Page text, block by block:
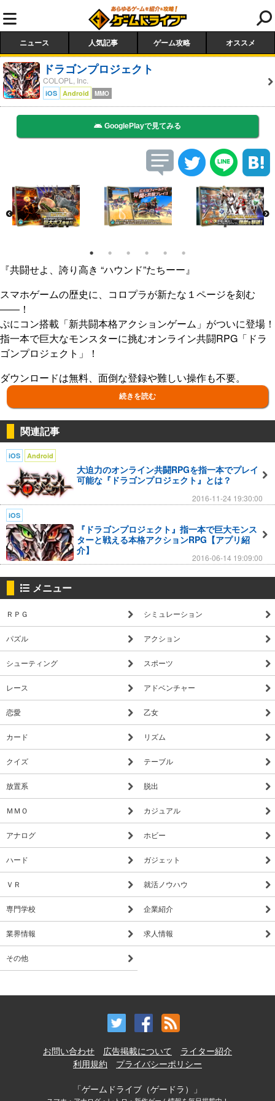
ニュース 人気記事 ゲーム攻略 オススメ
ドラゴンプロジェクト
COLOPL, Inc.
iOS Android MMO
GooglePlayで見てみる
『共闘せよ、誇り高き “ハウンド”たちーー』
スマホゲームの歴史に、コロプラが新たな１ページを刻む
――！
ぷにコン搭載「新共闘本格アクションゲーム」がついに登場！
指一本で巨大なモンスターに挑むオンライン共闘RPG「ドラ
ゴンプロジェクト」！
ダウンロードは無料、面倒な登録や難しい操作も不要。
全国の仲間たちと大冒険に出発しよう！
★☆★指一本で本格アクション！＆オンライン共闘バトル！
★☆★
ぷにコン搭載により、指一本の簡単操作での本格アクションを
実現！
簡単な操作で全国の友だちとリアルタイム協力バトルが可能！
友だちと力を合わせ、強大なモンスターを討伐せよ！
★☆★多種多様な装備を使いこなせ！★☆★
モンスターから入手した素材を使用して装備を作製、様々な装
備の中から、キミだけのお気に入りを見つけよう！
★☆★深遠なる魔法“マギ”の力を操れ！★☆★
大いなる力を秘めた“マギ”を装備にセットすれば、強力なスキ
ルを発動可能に！
練り上げたスキルセットで巨大なモンスターに立ち向かおう！
★☆★ドラゴンの伝説を追い、世界が秘めた壮大な謎に挑め！
★☆★
多様な種族の民が暮らす、ハイラント王国。
あなたはその王都であるアルテアで“ハウンド”として活動する
ことになった。
ハウンドの任務とは、モンスターの討伐。
王都の外に生息する凶暴なモンスターは、人々にとって脅威で
あると同時になくてはならない資源でもある。
日々人々からの依頼を受けて、様々なモンスターと戦っていく
うちに、あなたは世界のモンスターを誕生させた伝説の竜の存
在を知る。
それは、かつて世界に〈赤き罰〉――クリムゾン・グロリアと
呼ばれる巨大隕石を降らせ、動物を魔の力によりモンスターへ
と変えた聖竜〈ティアマト〉の影だった――。
続きを読む
関連記事
iOS Android
大迫力のオンライン共闘RPGを指一本でプレイ
可能な『ドラゴンプロジェクト』とは？
2016-11-24 19:30:00
iOS
『ドラゴンプロジェクト』指一本で巨大モンス
ターと戦える本格アクションRPG【アプリ紹
介】
2016-06-14 19:09:00
メニュー
ＲＰＧ シミュレーション
パズル アクション
シューティング スポーツ
レース アドベンチャー
恋愛 乙女
カード リズム
クイズ テーブル
放置系 脱出
ＭＭＯ カジュアル
アナログ ホビー
ハード ガジェット
ＶＲ 就活ノウハウ
専門学校 企業紹介
業界情報 求人情報
その他
お問い合わせ 広告掲載について
ライター紹介
利用規約
プライバシーポリシー
「ゲームドライブ（ゲードラ）」